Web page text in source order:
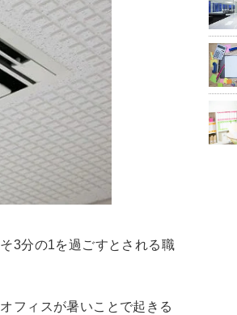
3分の1を過ごすとされる職
フィスが暑いことで起きる